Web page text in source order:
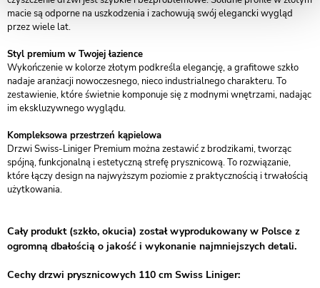
macie są odporne na uszkodzenia i zachowują swój elegancki wygląd
przez wiele lat.
Styl premium w Twojej łazience
Wykończenie w kolorze złotym podkreśla elegancję, a grafitowe szkło
nadaje aranżacji nowoczesnego, nieco industrialnego charakteru. To
zestawienie, które świetnie komponuje się z modnymi wnętrzami, nadając
im ekskluzywnego wyglądu.
Kompleksowa przestrzeń kąpielowa
Drzwi Swiss-Liniger Premium można zestawić z brodzikami, tworząc
spójną, funkcjonalną i estetyczną strefę prysznicową. To rozwiązanie,
które łączy design na najwyższym poziomie z praktycznością i trwałością
użytkowania.
Cały produkt (szkło, okucia) został wyprodukowany w Polsce z
ogromną dbałością o jakość i wykonanie najmniejszych detali.
Cechy drzwi prysznicowych 110 cm Swiss Liniger: